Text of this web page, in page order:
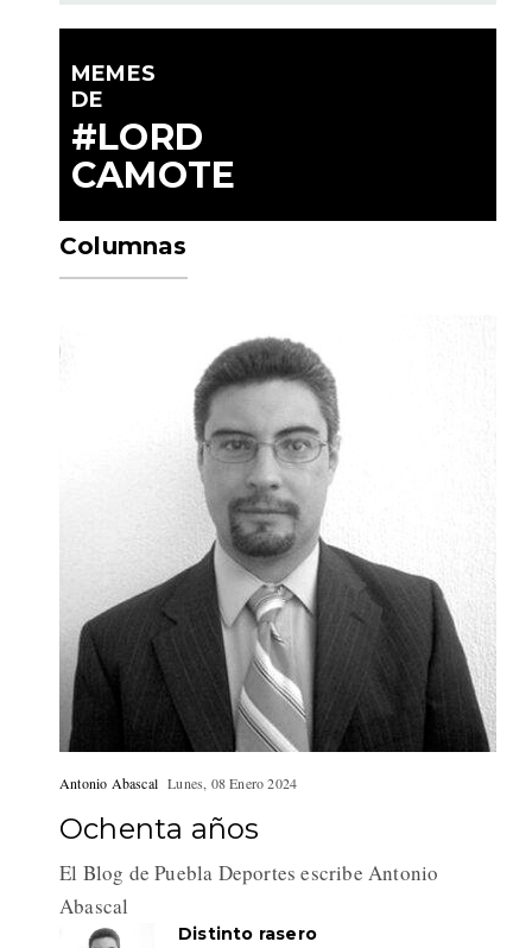
MEMES
DE
#LORD
CAMOTE
Columnas
Antonio Abascal Lunes, 08 Enero 2024
Ochenta años
El Blog de Puebla Deportes escribe Antonio
Abascal
Distinto rasero